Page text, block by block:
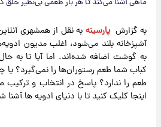
ماهی آشنا می‌کند تا هر بار طعمی بی‌نظیر خلق
به گزارش پارسینه به نقل از همشهری
آشپزخانه بلند می‌شود، اغلب مدیون
به گوشت اضافه شده‌اند. اما آیا تا به
کباب شما طعم رستوران‌ها را نمی‌گیرد؟
طعم را ندارد؟ پاسخ در انتخاب و
اینجا کلیک کنید تا با دنیای ادویه ها آشنا